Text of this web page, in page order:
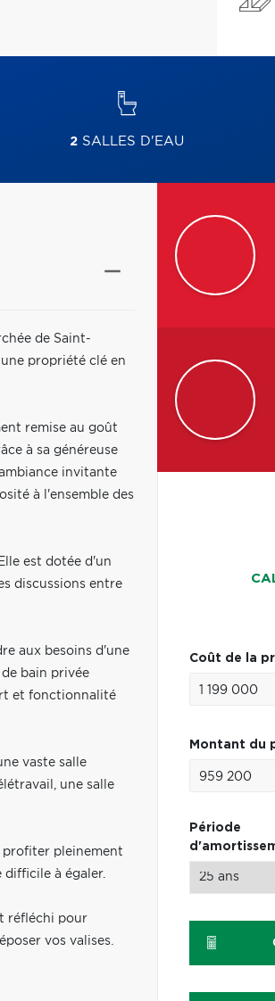
2 SALLES D'EAU
de Saint-
propriété clé en
remise au goût
à sa généreuse
invitante
à l'ensemble des
est dotée d'un
discussions entre
aux besoins d'une
bain privée
et fonctionnalité
vaste salle
une salle
profiter pleinement
difficile à égaler.
réfléchi pour
vos valises.
Coût de la
Montant du
Période